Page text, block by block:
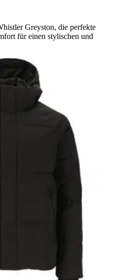
Greyston, die perfekte
für einen stylischen und